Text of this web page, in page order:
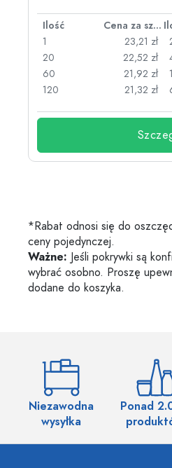
Ilość Cena za sztukę
1
23,21 zł
20
22,52 zł
60
21,92 zł
120
21,32 zł
*Rabat odnosi się do
ceny pojedynczej.
Ważne: Jeśli pokrywki są
wybrać osobno. Proszę
dodane do koszyka.
Niezawodna
wysyłka
Ponad